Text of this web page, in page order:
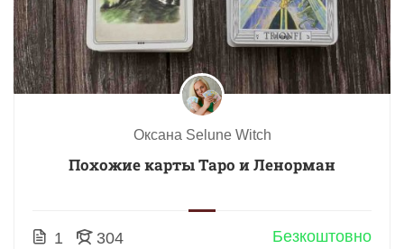
Оксана Selune Witch
Похожие карты Таро и Ленорман
1 304 Безкоштовно